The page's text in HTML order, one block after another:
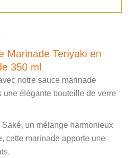
Marinade Teriyaki en
350 ml
notre sauce marinade
une élégante bouteille de verre
un mélange harmonieux
cette marinade apporte une